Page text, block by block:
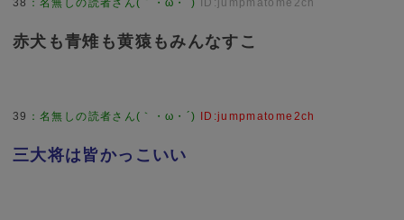
38 ：名無しの読者さん(｀・ω・´) ID:jumpmatome2ch
赤犬も青雉も黄猿もみんなすこ
39 ：名無しの読者さん(｀・ω・´) ID:jumpmatome2ch
三大将は皆かっこいい